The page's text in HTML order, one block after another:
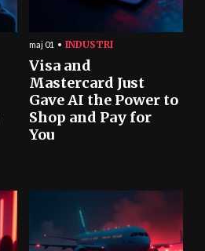
maj 01 INDUSTRI
Visa and
Mastercard Just
Gave AI the Power to
Shop and Pay for
You